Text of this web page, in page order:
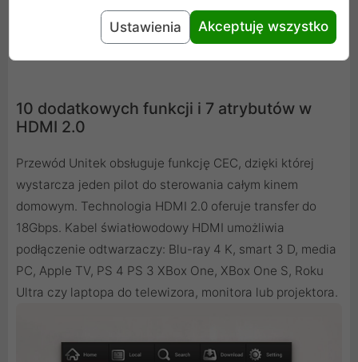
10 dodatkowych funkcji i 7 atrybutów w
HDMI 2.0
Przewód Unitek obsługuje funkcję CEC, dzięki której
wystarcza jeden pilot do sterowania całym kinem
domowym. Technologia HDMI 2.0 oferuje transfer do
18Gbps. Kabel światłowodowy HDMI umożliwia
podłączenie odtwarzaczy: Blu-ray 4 K, smart 3 D, media
PC, Apple TV, PS 4 PS 3 XBox One, XBox One S, Roku
Ultra czy laptopa do telewizora, monitora lub projektora.
Ustawienia Akceptuję wszystko